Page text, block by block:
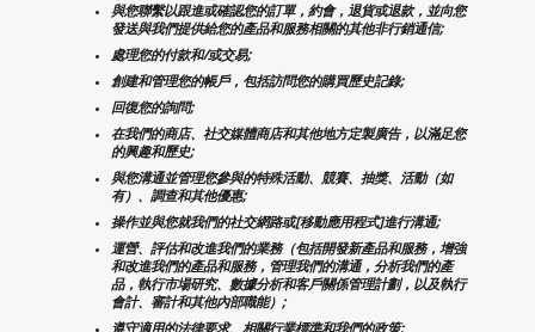
與您聯繫以跟進或確認您的訂單，約會，退貨或退款，並向您
發送與我們提供給您的產品和服務相關的其他非行銷通信;
處理您的付款和/或交易;
創建和管理您的帳戶，包括訪問您的購買歷史記錄;
回復您的詢問;
在我們的商店、社交媒體商店和其他地方定製廣告，以滿足您
的興趣和歷史;
與您溝通並管理您參與的特殊活動、競賽、抽獎、活動（如
有）、調查和其他優惠;
操作並與您就我們的社交網路或[移動應用程式]進行溝通;
運營、評估和改進我們的業務（包括開發新產品和服務，增強
和改進我們的產品和服務，管理我們的溝通，分析我們的產
品，執行市場研究、數據分析和客戶關係管理計劃，以及執行
會計、審計和其他內部職能）;
遵守適用的法律要求、相關行業標準和我們的政策;